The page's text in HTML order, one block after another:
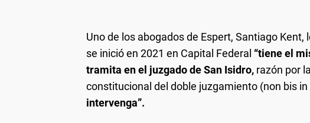
Uno de los abogados de Espert, Santiago Kent,
se inició en 2021 en Capital Federal “tiene el
tramita en el juzgado de San Isidro, razón por
constitucional del doble juzgamiento (non bis in
intervenga”.